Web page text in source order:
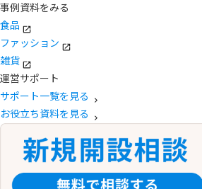
事例資料をみる
食品
ファッション
雑貨
運営サポート
サポート一覧を見る
お役立ち資料を見る